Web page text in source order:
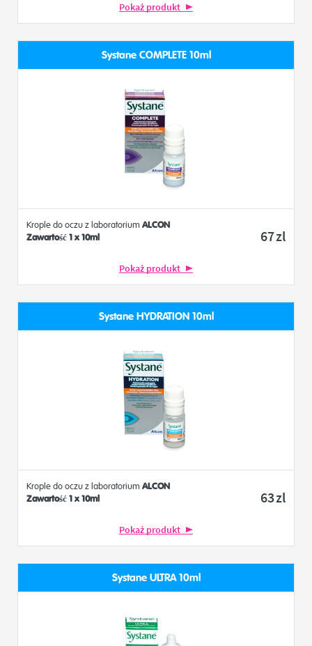
Pokaż produkt
Systane COMPLETE 10ml
Krople do oczu z laboratorium ALCON
Zawartość 1 x 10ml
67zl
Pokaż produkt
Systane HYDRATION 10ml
Krople do oczu z laboratorium ALCON
Zawartość 1 x 10ml
63zl
Pokaż produkt
Systane ULTRA 10ml